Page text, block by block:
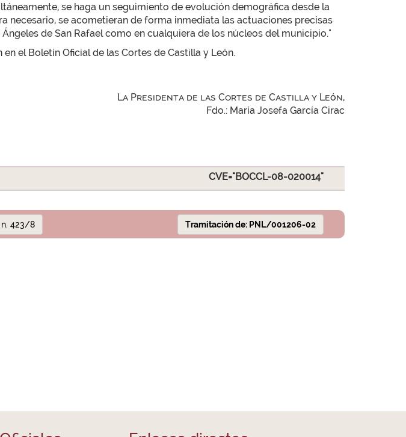
se haga un seguimiento de evolución demográfica desde la
necesario, se acometieran de forma inmediata las actuaciones precisas
de San Rafael como en cualquiera de los núcleos del municipio."
el Boletín Oficial de las Cortes de Castilla y León.
La Presidenta de las Cortes de Castilla y León,
Fdo.: María Josefa García Cirac
CVE="BOCCL-08-020014"
n. 423/8 Tramitación de: PNL/001206-02